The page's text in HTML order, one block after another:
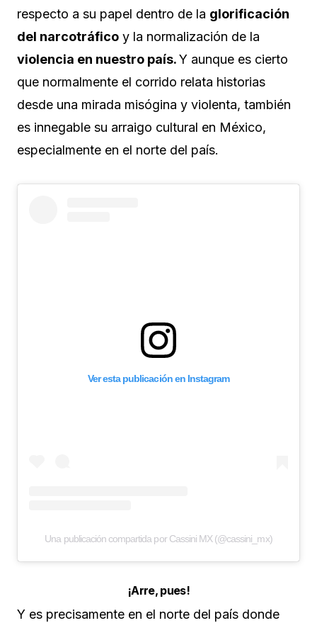
respecto a su papel dentro de la glorificación
del narcotráfico y la normalización de la
violencia en nuestro país.Y aunque es cierto
que normalmente el corrido relata historias
desde una mirada misógina y violenta, también
es innegable su arraigo cultural en México,
especialmente en el norte del país.
Ver esta publicación en Instagram
Una publicación compartida por Cassini MX (@cassini_mx)
¡Arre, pues!
Y es precisamente en el norte del país donde